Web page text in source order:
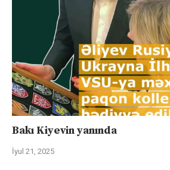
Bakı Kiyevin yanında
İyul 21, 2025